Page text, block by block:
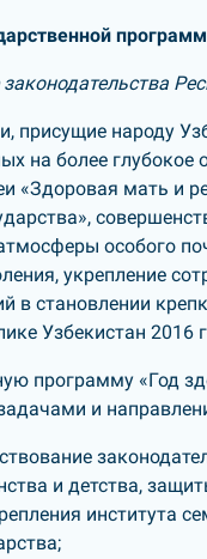
присущие народу
на более
«Здоровая мать и
особого
укрепление
в становлении
Узбекистан
программу «Год
и
и детства,
института